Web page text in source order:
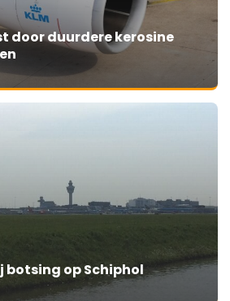
door duurdere kerosine
botsing op Schiphol